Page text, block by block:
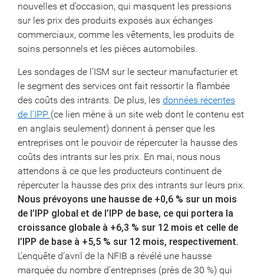
nouvelles et d’occasion, qui masquent les pressions
sur les prix des produits exposés aux échanges
commerciaux, comme les vêtements, les produits de
soins personnels et les pièces automobiles.
Les sondages de l’ISM sur le secteur manufacturier et
le segment des services ont fait ressortir la flambée
des coûts des intrants. De plus, les données récentes
de l’IPP (ce lien mène à un site web dont le contenu est
en anglais seulement) donnent à penser que les
entreprises ont le pouvoir de répercuter la hausse des
coûts des intrants sur les prix. En mai, nous nous
attendons à ce que les producteurs continuent de
répercuter la hausse des prix des intrants sur leurs prix.
Nous prévoyons une hausse de +0,6 % sur un mois
de l’IPP global et de l’IPP de base, ce qui portera la
croissance globale à +6,3 % sur 12 mois et celle de
l’IPP de base à +5,5 % sur 12 mois, respectivement.
L’enquête d’avril de la NFIB a révélé une hausse
marquée du nombre d’entreprises (près de 30 %) qui